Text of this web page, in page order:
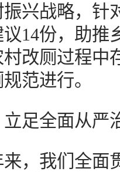
兴战略，针
议14份，助推
改厕过程中
范进行。
全面从严
我们全面贯